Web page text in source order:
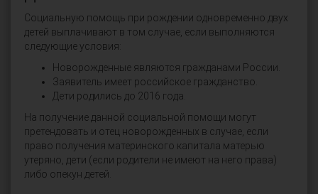
Социальную помощь при рождении одновременно двух
детей выплачивают в том случае, если выполняются
следующие условия:
Новорожденные являются гражданами России.
Заявитель имеет российское гражданство.
Дети родились до 2016 года.
На получение данной социальной помощи могут
претендовать и отец новорожденных в случае, если
право получения материнского капитала матерью
утеряно, дети (если родители не имеют на него права)
либо опекун детей.